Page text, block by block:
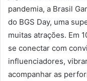
pandemia, a Brasil
do BGS Day, uma
muitas atrações. Em
se conectar com
influenciadores,
acompanhar as